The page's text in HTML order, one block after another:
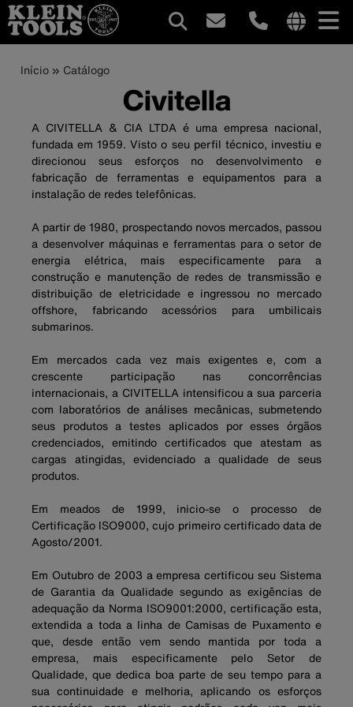
Pular
principal
Navegação
principal
Trilha
navegação
Início Catálogo
Civitella
A CIVITELLA & CIA LTDA é uma empresa nacional,
fundada em 1959. Visto o seu perfil técnico, investiu e
direcionou seus esforços no desenvolvimento e
fabricação de ferramentas e equipamentos para a
instalação de redes telefônicas.
A partir de 1980, prospectando novos mercados, passou
a desenvolver máquinas e ferramentas para o setor de
energia elétrica, mais especificamente para a
construção e manutenção de redes de transmissão e
distribuição de eletricidade e ingressou no mercado
offshore, fabricando acessórios para umbilicais
submarinos.
Em mercados cada vez mais exigentes e, com a
crescente participação nas concorrências
internacionais, a CIVITELLA intensificou a sua parceria
com laboratórios de análises mecânicas, submetendo
seus produtos a testes aplicados por esses órgãos
credenciados, emitindo certificados que atestam as
cargas atingidas, evidenciado a qualidade de seus
produtos.
Em meados de 1999, inicio-se o processo de
Certificação ISO9000, cujo primeiro certificado data de
Agosto/2001.
Em Outubro de 2003 a empresa certificou seu Sistema
de Garantia da Qualidade segundo as exigências de
adequação da Norma ISO9001:2000, certificação esta,
extendida a toda a linha de Camisas de Puxamento e
que, desde então vem sendo mantida por toda a
empresa, mais especificamente pelo Setor de
Qualidade, que dedica boa parte de seu tempo para a
sua continuidade e melhoria, aplicando os esforços